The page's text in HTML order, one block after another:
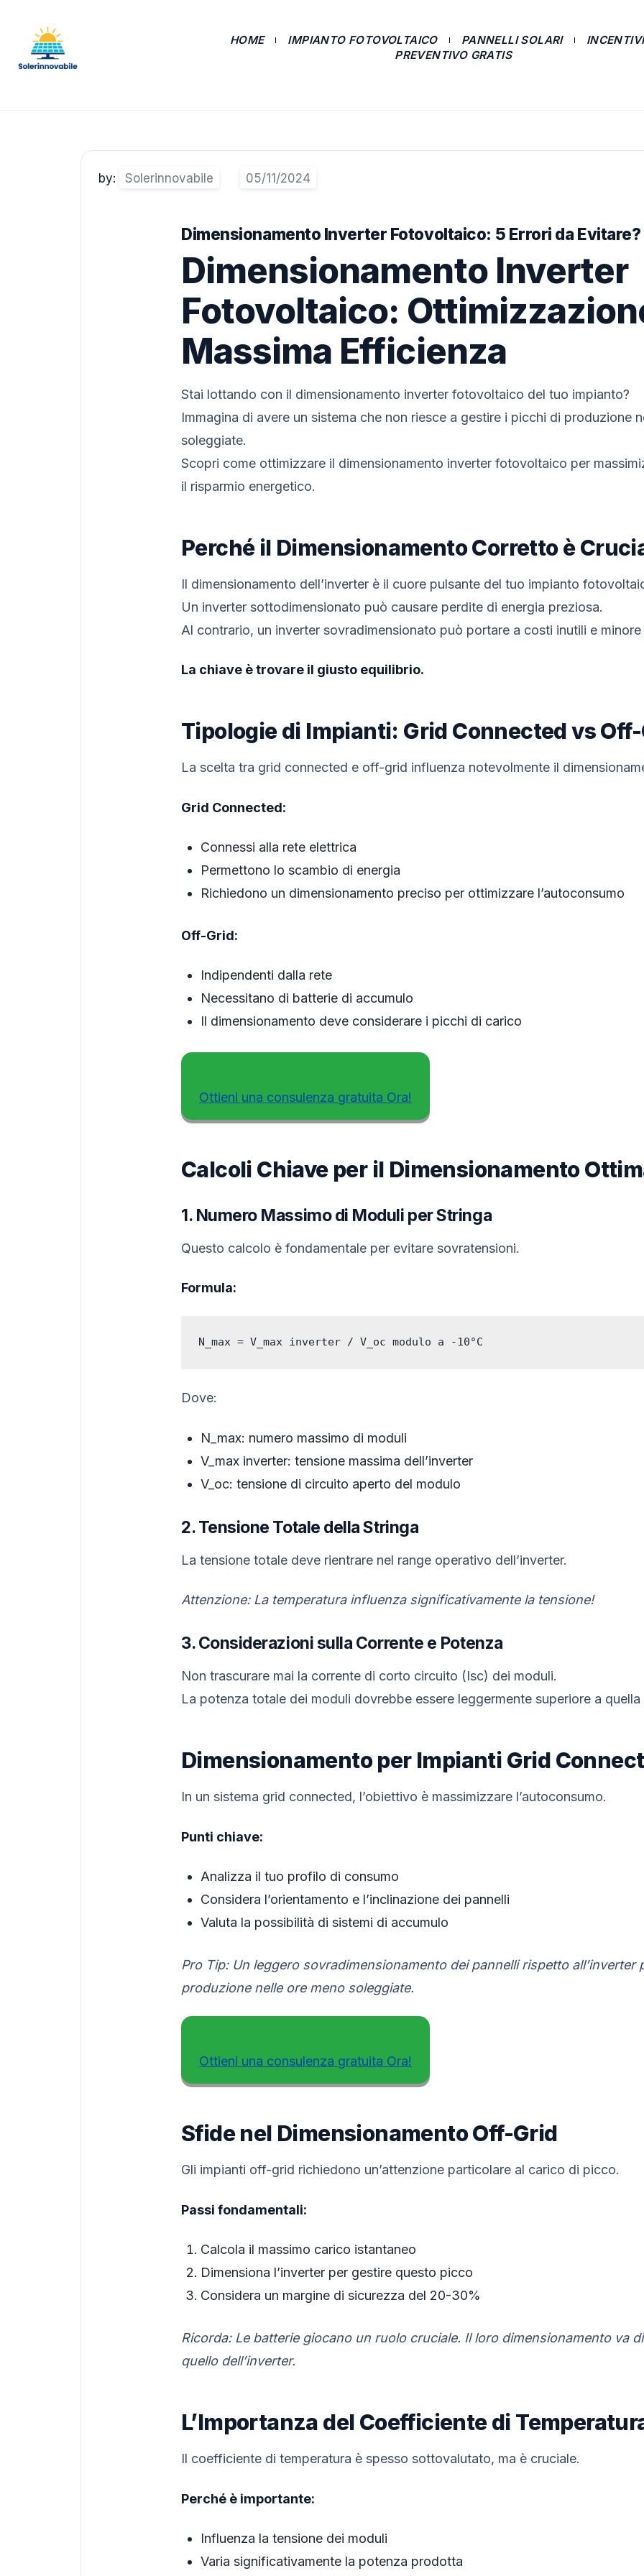
HOME IMPIANTO FOTOVOLTAICO PANNELLI SOLARI
PREVENTIVO GRATIS
by: Solerinnovabile
Dimensionamento Inverter Fotovoltaico: 5 Errori da Evitare?
Dimensionamento Inverter
Fotovoltaico:
Massima Efficienza
Stai lottando con il dimensionamento inverter fotovoltaico del tuo impianto?
Immagina di avere un sistema che non riesce a gestire i picchi di produzione
soleggiate.
Scopri come ottimizzare il dimensionamento inverter fotovoltaico per
il risparmio energetico.
Perché il Dimensionamento Corretto è
Il dimensionamento dell’inverter è il cuore pulsante del tuo impianto
Un inverter sottodimensionato può causare perdite di energia preziosa.
Al contrario, un inverter sovradimensionato può portare a costi inutili e
La chiave è trovare il giusto equilibrio.
Tipologie di Impianti: Grid Connected vs
La scelta tra grid connected e off-grid influenza notevolmente il
Grid Connected:
Connessi alla rete elettrica
Permettono lo scambio di energia
Richiedono un dimensionamento preciso per ottimizzare l’autoconsumo
Off-Grid:
Indipendenti dalla rete
Necessitano di batterie di accumulo
Il dimensionamento deve considerare i picchi di carico
Ottieni una consulenza gratuita Ora!
Calcoli Chiave per il Dimensionamento
1. Numero Massimo di Moduli per Stringa
Questo calcolo è fondamentale per evitare sovratensioni.
Formula:
N_max = V_max inverter / V_oc modulo a -10°C
Dove:
N_max: numero massimo di moduli
V_max inverter: tensione massima dell’inverter
V_oc: tensione di circuito aperto del modulo
2. Tensione Totale della Stringa
La tensione totale deve rientrare nel range operativo dell’inverter.
Attenzione: La temperatura influenza significativamente la tensione!
3. Considerazioni sulla Corrente e Potenza
Non trascurare mai la corrente di corto circuito (Isc) dei moduli.
La potenza totale dei moduli dovrebbe essere leggermente superiore a quella
Dimensionamento per Impianti Grid
In un sistema grid connected, l’obiettivo è massimizzare l’autoconsumo.
Punti chiave:
Analizza il tuo profilo di consumo
Considera l’orientamento e l’inclinazione dei pannelli
Valuta la possibilità di sistemi di accumulo
Pro Tip: Un leggero sovradimensionamento dei pannelli rispetto all’inverter
produzione nelle ore meno soleggiate.
Ottieni una consulenza gratuita Ora!
Sfide nel Dimensionamento Off-Grid
Gli impianti off-grid richiedono un’attenzione particolare al carico di picco.
Passi fondamentali:
Calcola il massimo carico istantaneo
Dimensiona l’inverter per gestire questo picco
Considera un margine di sicurezza del 20-30%
Ricorda: Le batterie giocano un ruolo cruciale. Il loro dimensionamento va
quello dell’inverter.
L’Importanza del Coefficiente di
Il coefficiente di temperatura è spesso sottovalutato, ma è cruciale.
Perché è importante:
Influenza la tensione dei moduli
Varia significativamente la potenza prodotta